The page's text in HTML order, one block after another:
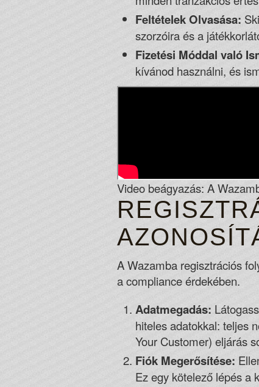
Feltételek Olvasása:
szorzóira és a
Fizetési Móddal való
kívánod használni, és
Video beágyazás: A
A Wazamba regisztrációs
a compliance érdekében.
Adatmegadás:
hiteles adatokkal: teljes
Your Customer) eljárás
Fiók Megerősítése:
Ez egy kötelező lépés a